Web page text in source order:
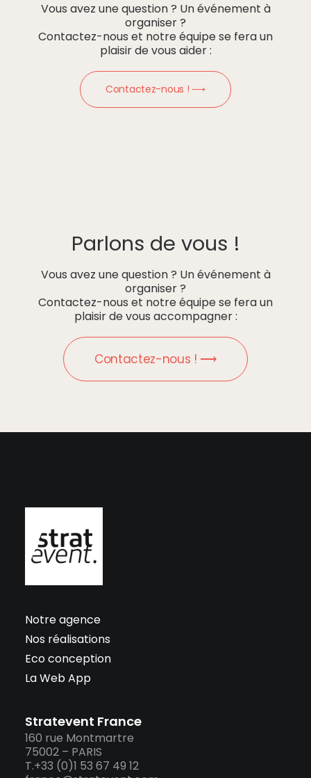
Vous avez une question ? Un événement à
organiser ?
Contactez-nous et notre équipe se fera un
plaisir de vous aider :
Contactez-nous ! ⟶
Parlons de vous !
Vous avez une question ? Un événement à
organiser ?
Contactez-nous et notre équipe se fera un
plaisir de vous accompagner :
Contactez-nous ! ⟶
Notre agence
Nos réalisations
Eco conception
La Web App
Stratevent France
160 rue Montmartre
75002 – PARIS
T.+33 (0)1 53 67 49 12